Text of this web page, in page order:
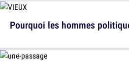
Pourquoi les hommes